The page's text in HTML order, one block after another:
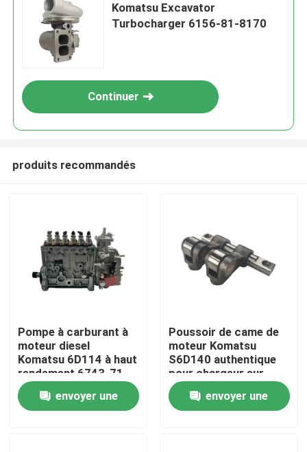
Aperçu
Produits
A propos de nous
Komatsu Excavator
Turbocharger 6156-81-8170
Continuer
produits recommandés
Pompe à carburant à
moteur diesel
Komatsu 6D114 à haut
rendement 6743-71-
1131 pour excavatrice
PC300 envoyer une
Poussoir de came de
moteur Komatsu
S6D140 authentique
pour chargeur sur
pneus WA500-3
envoyer une